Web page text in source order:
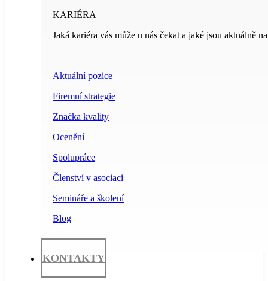
KARIÉRA
Jaká kariéra vás může u nás čekat a jaké jsou aktuálně
Aktuální pozice
Firemní strategie
Značka kvality
Ocenění
Spolupráce
Členství v asociaci
Semináře a školení
Blog
KONTAKTY